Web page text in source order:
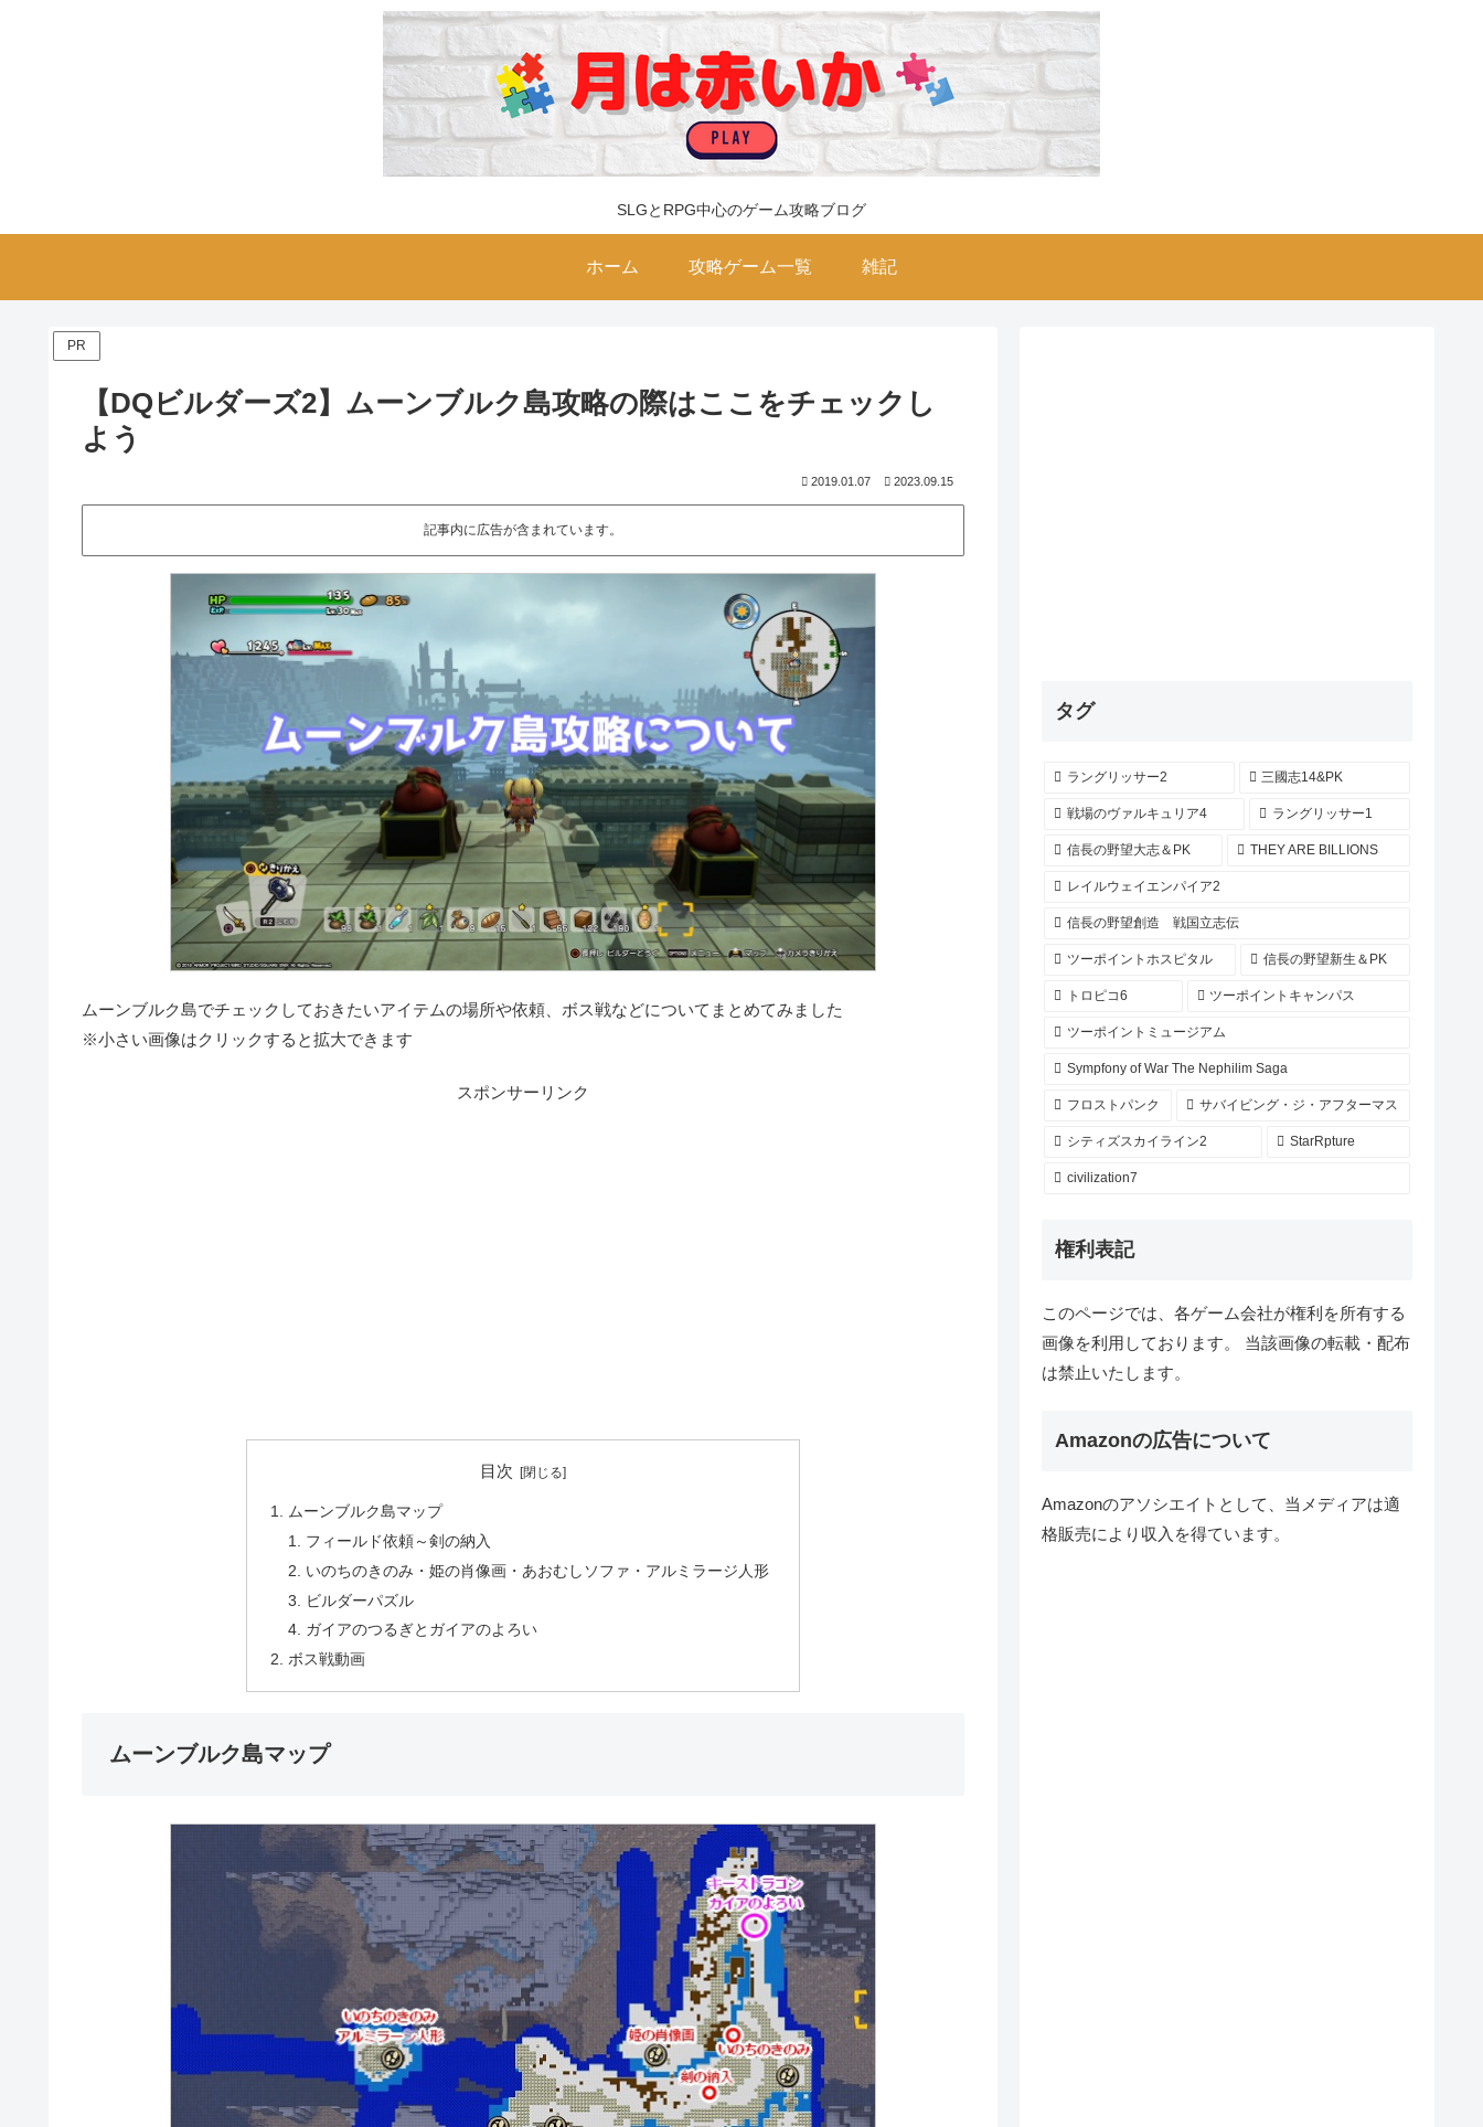
SLGとRPG中心のゲーム攻略ブログ
ホーム 攻略ゲーム一覧 雑記
PR
【DQビルダーズ2】ムーンブルク島攻略の際はここをチェックし
よう
2019.01.07 2023.09.15
記事内に広告が含まれています。
ムーンブルク島でチェックしておきたいアイテムの場所や依頼、ボス戦などについてまとめてみました
※小さい画像はクリックすると拡大できます
スポンサーリンク
目次
ムーンブルク島マップ
フィールド依頼～剣の納入
いのちのきのみ・姫の肖像画・あおむしソファ・アルミラージ人形
ビルダーパズル
ガイアのつるぎとガイアのよろい
ボス戦動画
ムーンブルク島マップ
タグ
ラングリッサー2 三國志14&PK
戦場のヴァルキュリア4 ラングリッサー1
信長の野望大志＆PK THEY ARE BILLIONS
レイルウェイエンパイア2
信長の野望創造 戦国立志伝
ツーポイントホスピタル 信長の野望新生＆PK
トロピコ6 ツーポイントキャンパス
ツーポイントミュージアム
Sympfony of War The Nephilim Saga
フロストパンク サバイビング・ジ・アフターマス
シティズスカイライン2 StarRpture
civilization7
権利表記
このページでは、各ゲーム会社が権利を所有する
画像を利用しております。 当該画像の転載・配布
は禁止いたします。
Amazonの広告について
Amazonのアソシエイトとして、当メディアは適
格販売により収入を得ています。